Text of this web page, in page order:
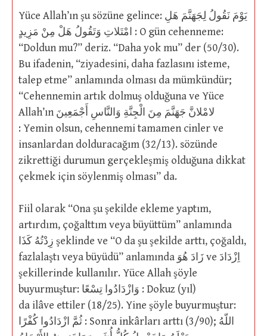
Yüce Allah’ın şu sözüne gelince: يَوْمَ نَقُولُ لِجَهَنَّمَ هَلِ
امْتَلاتِ وَتَقُولُ هَلْ مِنْ مَزِيدٍ : O gün cehenneme:
“Doldun mu?” deriz. “Daha yok mu” der (50/30).
Bu ifadenin, “ziyadesini, daha fazlasını isteme,
talep etme” anlamında olması da mümkündür;
“Cehennemin artık dolmuş olduğuna ve Yüce
Allah’ın لامْلانَّ جَهَنَّمَ مِنَ الْجِنَّةِ وَالنَّاسِ أَجْمَعِينَ
: Yemin olsun, cehennemi tamamen cinler ve
insanlardan dolduracağım (32/13). sözünde
zikrettiği durumun gerçekleşmiş olduğuna dikkat
çekmek için söylenmiş olması” da.
Fiil olarak “Ona şu şekilde ekleme yaptım,
artırdım, çoğalttım veya büyüttüm” anlamında
زِدْتُهُ كَذَا şeklinde ve “O da şu şekilde arttı, çoğaldı,
fazlalaştı veya büyüdü” anlamında زَادَ هُوَ ve اِزْدَادَ
şekillerinde kullanılır. Yüce Allah şöyle
buyurmuştur: وَازْدَادُوا تِسْعًا : Dokuz (yıl)
da ilâve ettiler (18/25). Yine şöyle buyurmuştur:
ثُمَّ ازْدَادُوا كُفْرًا : Sonra inkârları arttı (3/90); اللّهُ